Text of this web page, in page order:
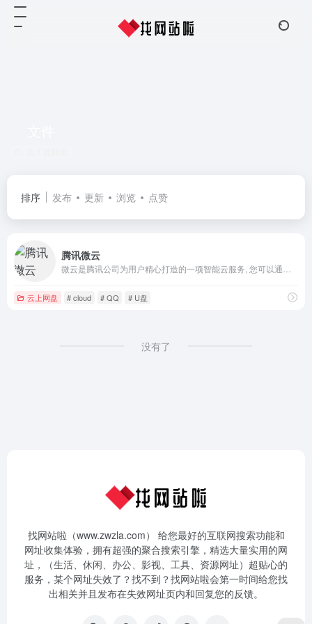
排序 发布 更新 浏览 点赞
腾讯微云
云上网盘 # cloud # QQ # U盘
没有了
找网站啦（www.zwzla.com） 给您最好的互联网搜索功能和
网址收集体验，拥有超强的聚合搜索引擎，精选大量实用的网
址，（生活、休闲、办公、影视、工具、资源网址）超贴心的
服务，某个网址失效了？找不到？找网站啦会第一时间给您找
出相关并且发布在失效网址页内和回复您的反馈。